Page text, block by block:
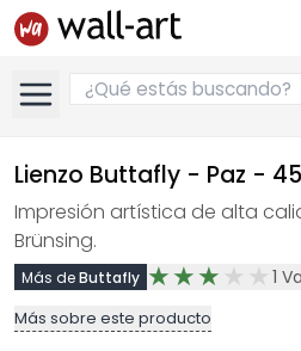
Lienzo Buttafly - Paz -
Impresión artística de alta
Brünsing.
Más deButtafly 1
Más sobre este producto